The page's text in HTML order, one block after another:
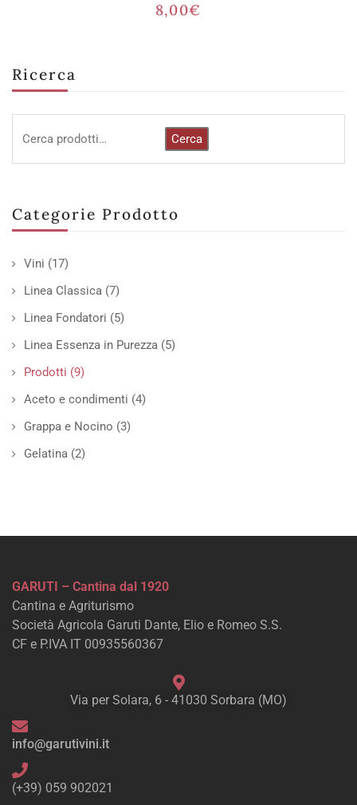
Ricerca
Cerca
Categorie Prodotto
Vini (17)
Linea Classica (7)
Linea Fondatori (5)
Linea Essenza in Purezza (5)
Prodotti (9)
Aceto e condimenti (4)
Grappa e Nocino (3)
Gelatina (2)
8,00€
GARUTI – Cantina dal 1920
Cantina e Agriturismo
Società Agricola Garuti Dante, Elio e Romeo S.S.
CF e P.IVA IT 00935560367
Via per Solara, 6 - 41030 Sorbara (MO)
info@garutivini.it
(+39) 059 902021